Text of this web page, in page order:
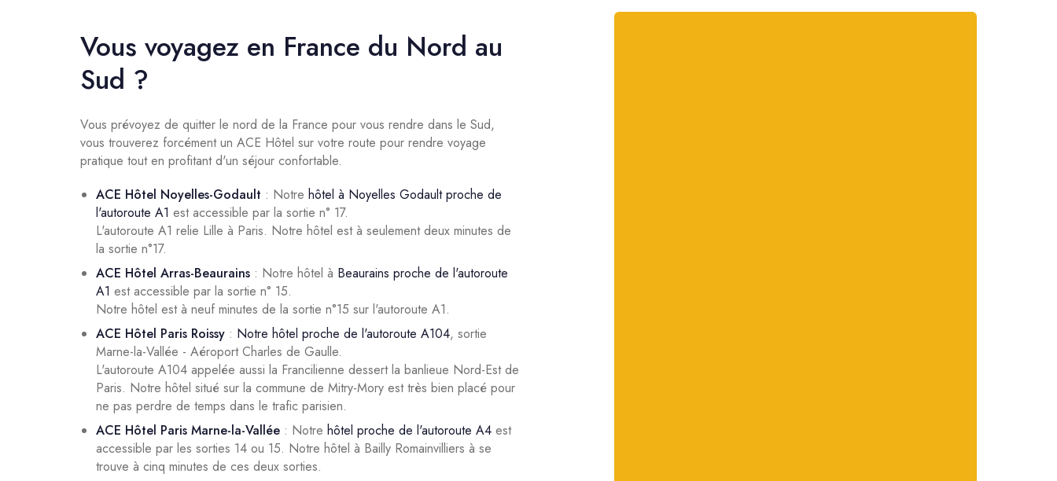
Vous voyagez en France du Nord au
Sud ?
Vous prévoyez de quitter le nord de la France pour vous rendre dans le Sud,
vous trouverez forcément un ACE Hôtel sur votre route pour rendre voyage
pratique tout en profitant d'un séjour confortable.
ACE Hôtel Noyelles-Godault : Notre hôtel à Noyelles Godault proche de
l'autoroute A1 est accessible par la sortie n° 17.
L'autoroute A1 relie Lille à Paris. Notre hôtel est à seulement deux minutes de
la sortie n°17.
ACE Hôtel Arras-Beaurains : Notre hôtel à Beaurains proche de l'autoroute
A1 est accessible par la sortie n° 15.
Notre hôtel est à neuf minutes de la sortie n°15 sur l'autoroute A1.
ACE Hôtel Paris Roissy : Notre hôtel proche de l'autoroute A104, sortie
Marne-la-Vallée - Aéroport Charles de Gaulle.
L'autoroute A104 appelée aussi la Francilienne dessert la banlieue Nord-Est de
Paris. Notre hôtel situé sur la commune de Mitry-Mory est très bien placé pour
ne pas perdre de temps dans le trafic parisien.
ACE Hôtel Paris Marne-la-Vallée : Notre hôtel proche de l'autoroute A4 est
accessible par les sorties 14 ou 15. Notre hôtel à Bailly Romainvilliers à se
trouve à cinq minutes de ces deux sorties.